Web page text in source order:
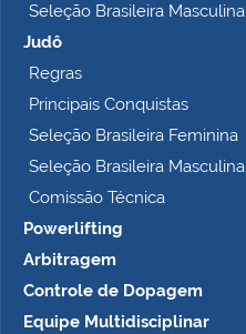
Seleção Brasileira Masculina
Judô
Regras
Principais Conquistas
Seleção Brasileira Feminina
Seleção Brasileira Masculina
Comissão Técnica
Powerlifting
Arbitragem
Controle de Dopagem
Equipe Multidisciplinar